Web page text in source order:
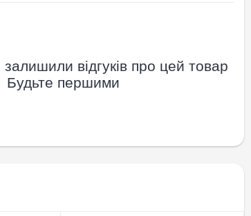
залишили відгуків про цей товар
Будьте першими